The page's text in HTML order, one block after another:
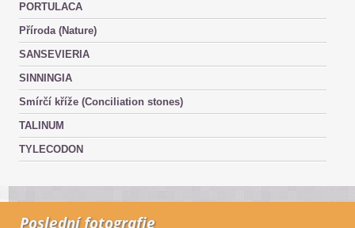
PORTULACA
Příroda (Nature)
SANSEVIERIA
SINNINGIA
Smírčí kříže (Conciliation stones)
TALINUM
TYLECODON
Poslední fotografie